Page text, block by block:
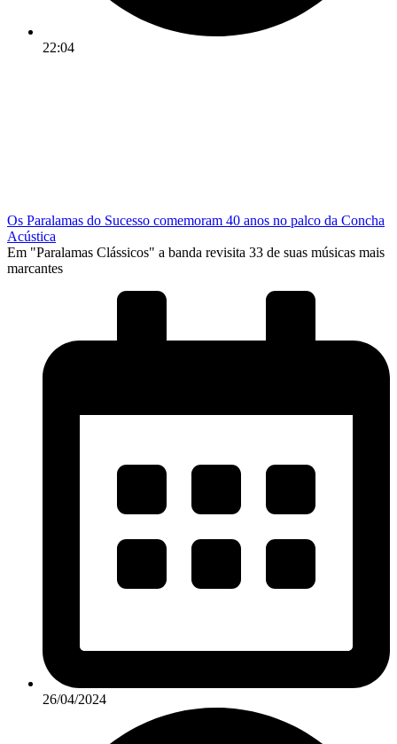
22:04
Os Paralamas do Sucesso comemoram 40 anos no palco da Concha
Acústica
Em "Paralamas Clássicos" a banda revisita 33 de suas músicas mais
marcantes
26/04/2024